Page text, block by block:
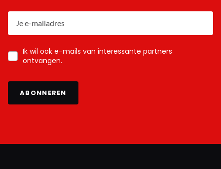
Ik wil ook e-mails van interessante partners
ontvangen.
ABONNEREN